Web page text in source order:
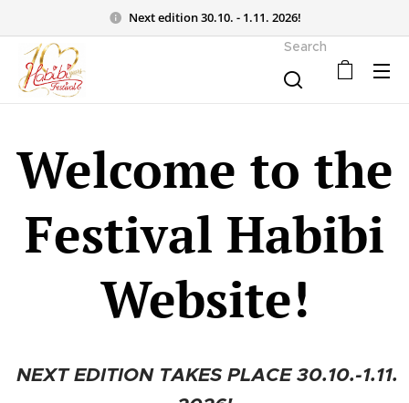
Next edition 30.10. - 1.11. 2026!
Search
Welcome to the
Festival Habibi
Website!
NEXT EDITION TAKES PLACE 30.10.-1.11.